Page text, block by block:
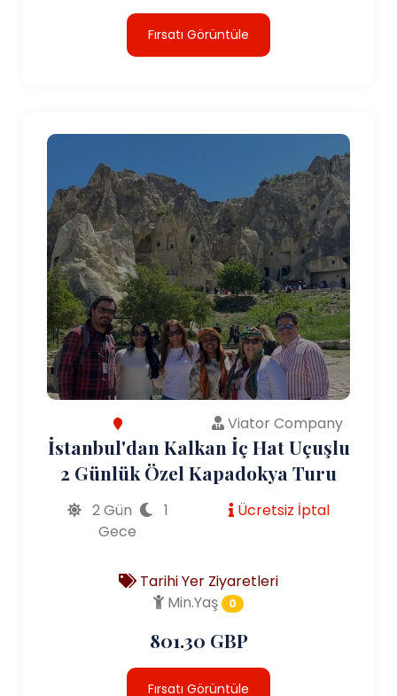
Fırsatı Görüntüle
Viator Company
İstanbul'dan Kalkan İç Hat Uçuşlu
2 Günlük Özel Kapadokya Turu
2 Gün
1
Gece
Ücretsiz İptal
Tarihi Yer Ziyaretleri
Min.Yaş
0
801.30 GBP
Fırsatı Görüntüle